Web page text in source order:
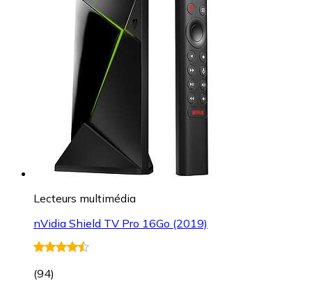
Lecteurs multimédia
nVidia Shield TV Pro 16Go (2019)
(94)